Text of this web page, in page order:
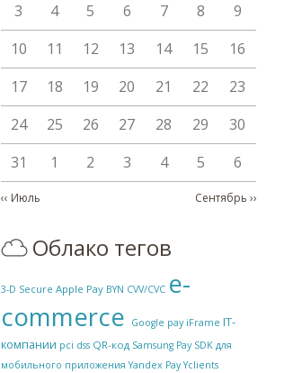
3
4 5 6 7 8
9
10
11 12 13 14 15
16
17
18 19 20 21 22
23
24
25 26 27 28 29
30
31
1 2 3 4 5 6
Нумерация страниц
‹‹ Июль Сентябрь ››
Облако тегов
3-D Secure Apple Pay BYN CVV/CVC e-
commerce
Google pay iFrame IT-
компании pci dss QR-код Samsung Pay SDK для
мобильного приложения Yandex Pay Yclients